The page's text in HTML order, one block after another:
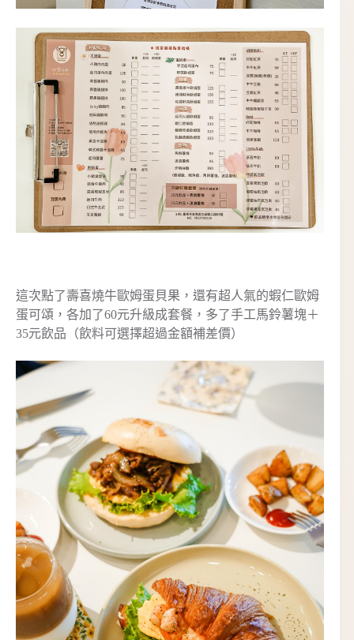
這次點了壽喜燒牛歐姆蛋貝果，還有超人氣的蝦仁歐姆
蛋可頌，各加了60元升級成套餐，多了手工馬鈴薯塊＋
35元飲品（飲料可選擇超過金額補差價）